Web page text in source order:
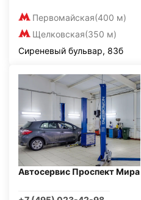
Первомайская(400 м)
Щелковская(350 м)
Сиреневый бульвар, 83б
Автосервис Проспект Мира